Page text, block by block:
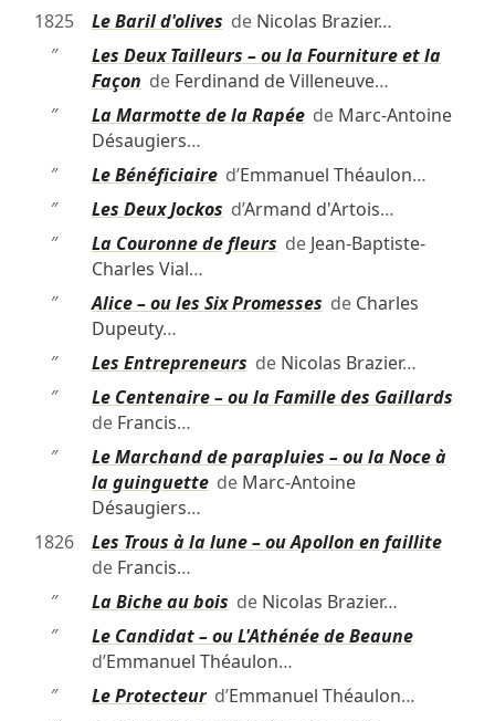
1825
Le Baril d'olives de Nicolas Brazier…
″
Les Deux Tailleurs – ou la Fourniture et la
Façon de Ferdinand de Villeneuve…
″
La Marmotte de la Rapéede Marc-Antoine
Désaugiers…
″
Le Bénéficiaired’Emmanuel Théaulon…
″
Les Deux Jockos d’Armand d'Artois…
″
La Couronne de fleurs de Jean-Baptiste-
Charles Vial…
″
Alice – ou les Six Promesses de Charles
Dupeuty…
″
Les Entrepreneurs de Nicolas Brazier…
″
Le Centenaire – ou la Famille des Gaillards
de Francis…
″
Le Marchand de parapluies – ou la Noce à
la guinguettede Marc-Antoine
Désaugiers…
1826
Les Trous à la lune – ou Apollon en faillite
de Francis…
″
La Biche au bois de Nicolas Brazier…
″
Le Candidat – ou L'Athénée de Beaune
d’Emmanuel Théaulon…
″
Le Protecteurd’Emmanuel Théaulon…